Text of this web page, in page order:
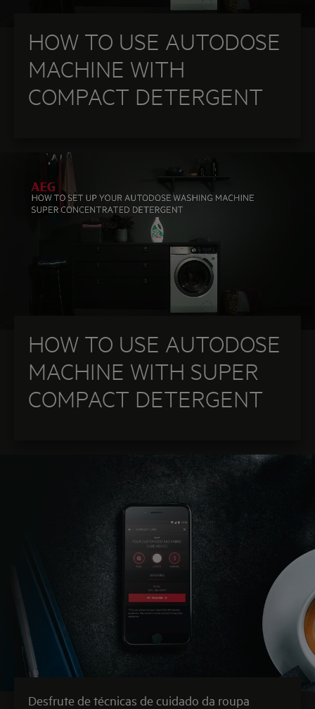
HOW TO USE AUTODOSE
MACHINE WITH
COMPACT DETERGENT
HOW TO USE AUTODOSE
MACHINE WITH SUPER
COMPACT DETERGENT
Desfrute de técnicas de cuidado da roupa